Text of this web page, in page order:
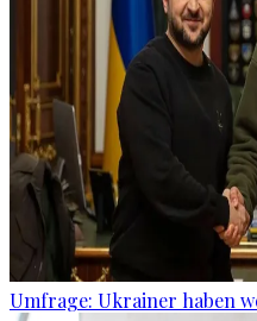
Umfrage: Ukrainer haben